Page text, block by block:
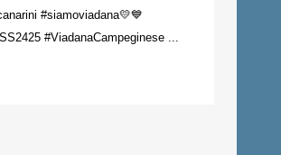
#siamoviadana💛💙
#ViadanaCampeginese ...